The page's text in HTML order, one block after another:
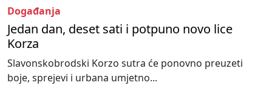
Događanja
Jedan dan, deset sati i potpuno novo lice
Korza
Slavonskobrodski Korzo sutra će ponovno preuzeti
boje, sprejevi i urbana umjetno...